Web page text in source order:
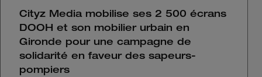
Cityz Media mobilise ses 2 500 écrans
DOOH et son mobilier urbain en
Gironde pour une campagne de
solidarité en faveur des sapeurs-
pompiers